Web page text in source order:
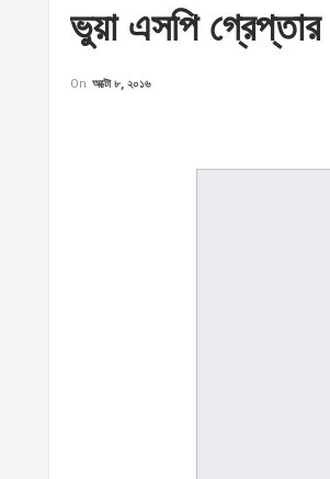
ভুয়া এসপি গ্রেপ্তার
On অক্টো ৮, ২০১৬